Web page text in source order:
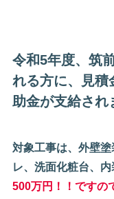
令和5年度、筑
れる方に、見積
助金が支給され
対象工事は、外壁
レ、洗面化粧台、内
500万円！！ですの